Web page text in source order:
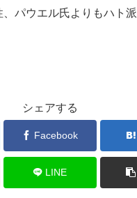
、パウエル氏よりもハト派
シェアする
Facebook
LINE